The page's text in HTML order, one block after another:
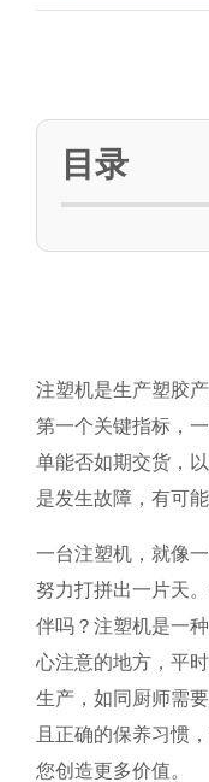
目录
注塑机是生产塑胶
第一个关键指标，
单能否如期交货，
是发生故障，有可
一台注塑机，就像
努力打拼出一片天
伴吗？注塑机是一
心注意的地方，平
生产，如同厨师需
且正确的保养习惯
您创造更多价值。